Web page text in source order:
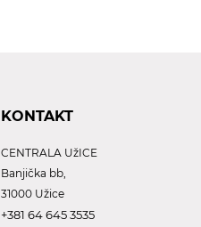
KONTAKT
CENTRALA UžICE
Banjička bb,
31000 Užice
+381 64 645 3535